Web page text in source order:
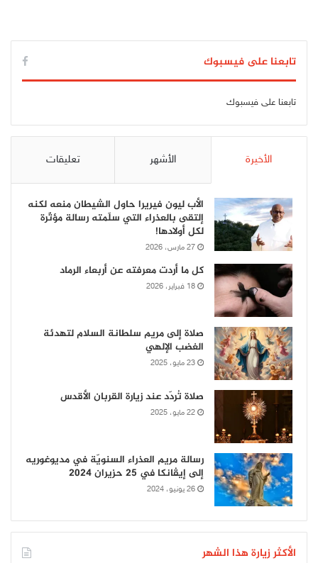
تابعنا على فيسبوك
تابعنا على فيسبوك
الأخيرة الأشهر تعليقات
الأب ليون فيريرا حاول الشيطان منعه لكنه
إلتقى بالعذراء التي سلّمته رسالة مؤثّرة
لكل أولادها!
27 مارس، 2026
كل ما أردت معرفته عن أربعاء الرماد
18 فبراير، 2026
صلاة إلى مريم سلطانة السلام لتهدئة
الغضب الإلهي
23 مايو، 2025
صلاة تُردّد عند زيارة القربان الأقدس
22 مايو، 2025
رسالة مريم العذراء السنويّة في مديوغوريه
إلى إيڤانكا في 25 حزيران 2024
26 يونيو، 2024
الأكثر زيارة هذا الشهر